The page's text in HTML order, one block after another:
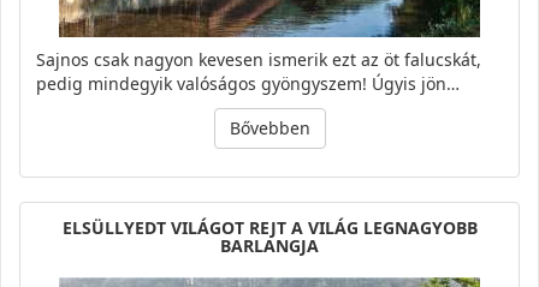
Sajnos csak nagyon kevesen ismerik ezt az öt falucskát,
pedig mindegyik valóságos gyöngyszem! Úgyis jön…
Bővebben
ELSÜLLYEDT VILÁGOT REJT A VILÁG LEGNAGYOBB
BARLANGJA